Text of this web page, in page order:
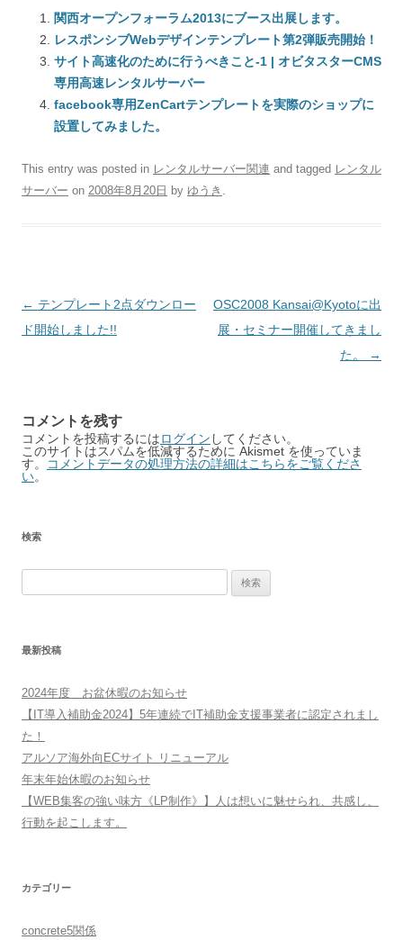
関西オープンフォーラム2013にブース出展します。
レスポンシブWebデザインテンプレート第2弾販売開始！
サイト高速化のために行うべきこと-1 | オビタスターCMS
専用高速レンタルサーバー
facebook専用ZenCartテンプレートを実際のショップに
設置してみました。
This entry was posted in レンタルサーバー関連 and tagged レンタル
サーバー on 2008年8月20日 by ゆうき .
Post
navigation
← テンプレート2点ダウンロー
ド開始しました!!
OSC2008 Kansai@Kyotoに出
展・セミナー開催してきまし
た。
→
コメントを残す
コメントを投稿するにはログイン してください。
このサイトはスパムを低減するために Akismet を使っていま
す。
コメントデータの処理方法の詳細はこちらをご覧くださ
い。
検索
最新投稿
2024年度 お盆休暇のお知らせ
【IT導入補助金2024】5年連続でIT補助金支援事業者に認定されまし
た！
アルソア海外向ECサイト リニューアル
年末年始休暇のお知らせ
【WEB集客の強い味方《LP制作》】人は想いに魅せられ、共感し、
行動を起こします。
カテゴリー
concrete5関係